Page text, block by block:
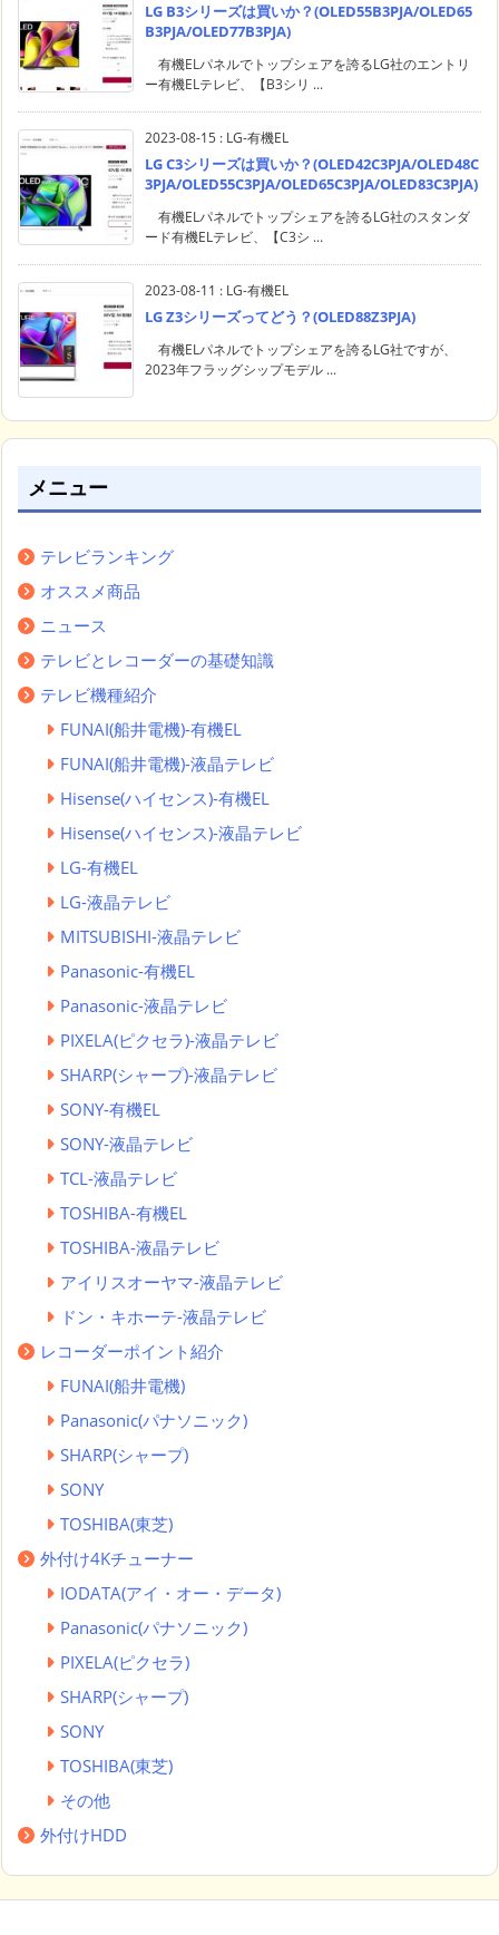
LG B3シリーズは買いか？(OLED55B3PJA/OLED65
B3PJA/OLED77B3PJA)
有機ELパネルでトップシェアを誇るLG社のエントリ
ー有機ELテレビ、【B3シリ ...
2023-08-15 : LG-有機EL
LG C3シリーズは買いか？(OLED42C3PJA/OLED48C
3PJA/OLED55C3PJA/OLED65C3PJA/OLED83C3PJA)
有機ELパネルでトップシェアを誇るLG社のスタンダ
ード有機ELテレビ、【C3シ ...
2023-08-11 : LG-有機EL
LG Z3シリーズってどう？(OLED88Z3PJA)
有機ELパネルでトップシェアを誇るLG社ですが、
2023年フラッグシップモデル ...
メニュー
テレビランキング
オススメ商品
ニュース
テレビとレコーダーの基礎知識
テレビ機種紹介
FUNAI(船井電機)-有機EL
FUNAI(船井電機)-液晶テレビ
Hisense(ハイセンス)-有機EL
Hisense(ハイセンス)-液晶テレビ
LG-有機EL
LG-液晶テレビ
MITSUBISHI-液晶テレビ
Panasonic-有機EL
Panasonic-液晶テレビ
PIXELA(ピクセラ)-液晶テレビ
SHARP(シャープ)-液晶テレビ
SONY-有機EL
SONY-液晶テレビ
TCL-液晶テレビ
TOSHIBA-有機EL
TOSHIBA-液晶テレビ
アイリスオーヤマ-液晶テレビ
ドン・キホーテ-液晶テレビ
レコーダーポイント紹介
FUNAI(船井電機)
Panasonic(パナソニック)
SHARP(シャープ)
SONY
TOSHIBA(東芝)
外付け4Kチューナー
IODATA(アイ・オー・データ)
Panasonic(パナソニック)
PIXELA(ピクセラ)
SHARP(シャープ)
SONY
TOSHIBA(東芝)
その他
外付けHDD